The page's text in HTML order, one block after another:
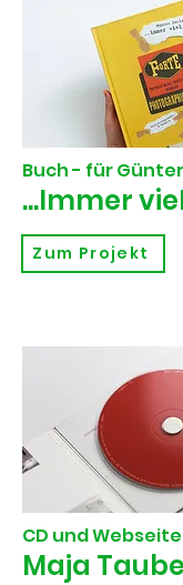
Buch - für
...Immer
Zum Projekt
CD und Webseite
Maja Taube